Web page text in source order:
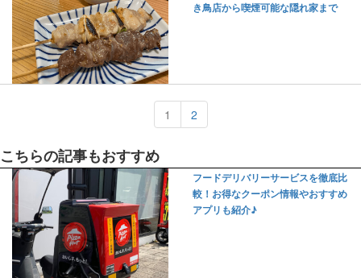
き鳥店から喫煙可能な隠れ家まで
1 2
こちらの記事もおすすめ
フードデリバリーサービスを徹底比
較！お得なクーポン情報やおすすめ
アプリも紹介♪